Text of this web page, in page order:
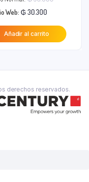
original
era:
Web: ₲ 30.300
precio
actual
Añadir al carrito
derechos reservados.